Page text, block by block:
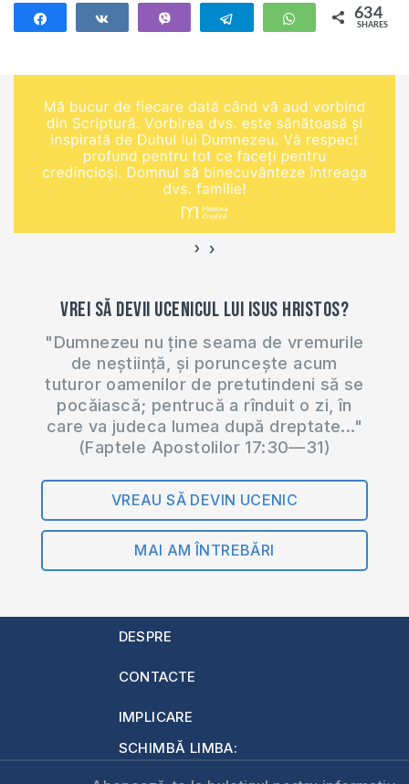
fac o emisiune
specială care să fie
misionari și toți
slujitorii evangheliei.
În emisiune voi
aborda săptămânal
diferite subiecte
Telegram WhatsApp
634
SHARES
‹ ›
Vrei să devii ucenicul lui Isus Hristos?
"Dumnezeu nu ține seama de vremurile
de neștiință, și poruncește acum
tuturor oamenilor de pretutindeni să se
pocăiască; pentrucă a rînduit o zi, în
care va judeca lumea după dreptate..."
(Faptele Apostolilor 17:30—31)
VREAU SĂ DEVIN UCENIC
MAI AM ÎNTREBĂRI
DESPRE
CONTACTE
IMPLICARE
SCHIMBĂ LIMBA: